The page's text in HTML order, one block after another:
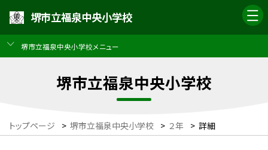
堺市立福泉中央小学校
堺市立福泉中央小学校メニュー
堺市立福泉中央小学校
トップページ > 堺市立福泉中央小学校 > ２年 > 詳細